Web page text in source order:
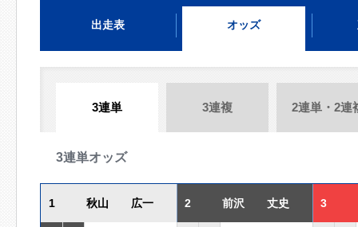
出走表 オッズ
3連単 3連複 2連単・2連
3連単オッズ
1 秋山 広一 2 前沢 丈史 3